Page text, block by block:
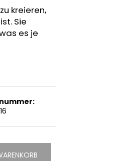
kreieren,
Sie
es je